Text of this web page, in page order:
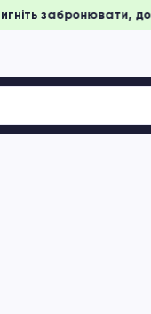
Встигніть